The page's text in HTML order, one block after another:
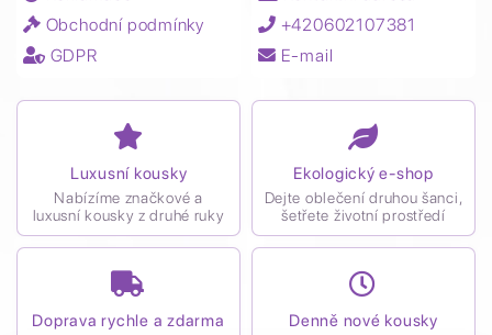
Obchodní podmínky
GDPR
+420602107381
E-mail
Luxusní kousky
Nabízíme značkové a
luxusní kousky z druhé ruky
Ekologický e-shop
Dejte oblečení druhou šanci,
šetřete životní prostředí
Doprava rychle a zdarma Denně nové kousky